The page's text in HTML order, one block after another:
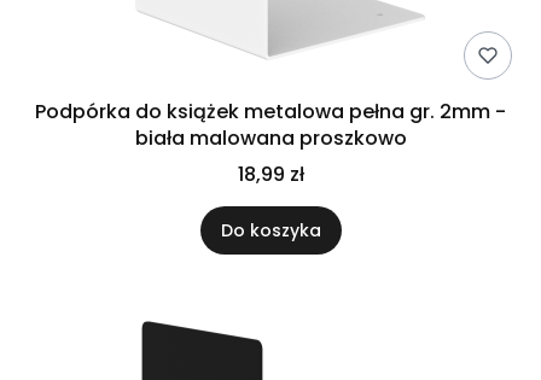
Podpórka do książek metalowa pełna gr. 2mm -
biała malowana proszkowo
18,99 zł
Do koszyka